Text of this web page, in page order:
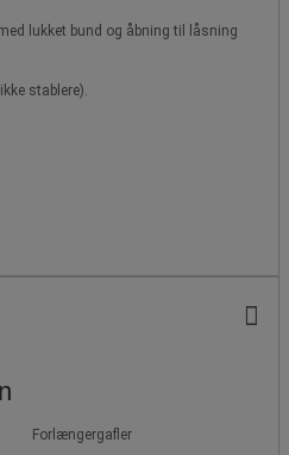
lukket bund og åbning til låsning
stablere).
Forlængergafler